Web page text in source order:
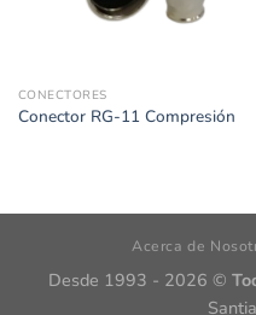
CONECTORES
Conector RG-11 Compresión
Acerca de
Desde 1993 - 2026 ©